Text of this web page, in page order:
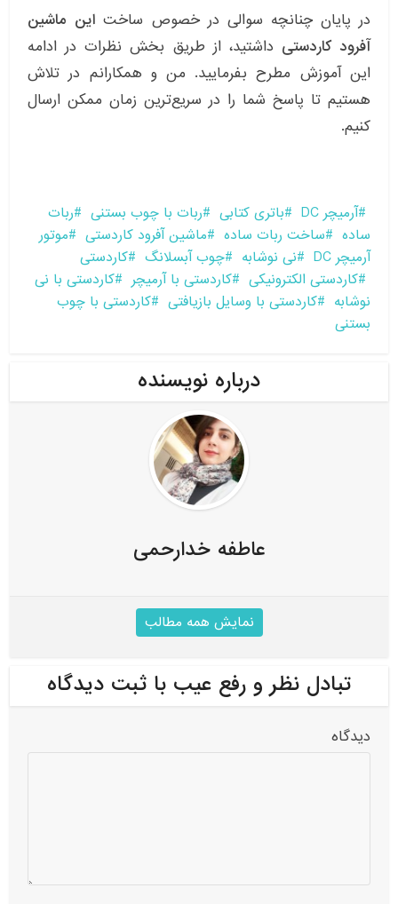
در پایان چنانچه سوالی در خصوص ساخت این ماشین
آفرود کاردستی داشتید، از طریق بخش نظرات در ادامه
این آموزش مطرح بفرمایید. من و همکارانم در تلاش
هستیم تا پاسخ شما را در سریع‌ترین زمان ممکن ارسال
کنیم.
آرمیچر DC باتری کتابی ربات با چوب بستنی
ربات
ساده
ساخت ربات ساده ماشین آفرود کاردستی
موتور
آرمیچر DC
نی نوشابه چوب آبسلانگ
کاردستی
کاردستی الکترونیکی
کاردستی با آرمیچر
کاردستی با نی
نوشابه
کاردستی با وسایل بازیافتی
کاردستی با چوب
بستنی
درباره نویسنده
عاطفه خدارحمی
نمایش همه مطالب
تبادل نظر و رفع عیب با ثبت دیدگاه
دیدگاه